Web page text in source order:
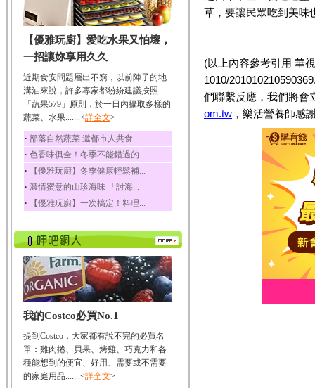
肪酸內富含EPA和DH...
韭菜
韭菜所含的膳食纖維能
幫助消化與通便；揮...
冬瓜
冬瓜營養價值高，鈉含
量極低是水腫病人的...
豆豉
豆豉裡頭含有營養的蛋
白質、脂肪、鈣、磷...
榛果
榛果裡所含的營養素有
蛋白質、脂肪、醣類...
迷迭香
酸、迷迭香酸、植物...
咖啡
咖啡中的咖啡因會刺激
中樞神經系統，特別...
椰子
椰子含有糖類、脂肪、
荔枝
荔枝性質溫和所含的營
養素有醣類、檸檬酸...
【優雅玩廚】愛吃水果又怕壞，
一招讓妳享用久久
近期食安問題層出不窮，以前陣子的地
溝油來說，許多專家都紛紛建議按照
「蔬果579」原則，於一日內攝取多樣的
蔬菜、水果.......<詳全文>
‧ 部落自然蔬菜 邀都市人共食...
‧ 色香味俱全！冬季不能錯過的...
‧ 【優雅玩廚】冬季健康輕鬆補...
‧ 濃情蜜意的山珍海味 「討海...
‧ 【優雅玩廚】一次搞定！料理...
我的Costco必買No.1
提到Costco，大家都有說不完的必買名
單：雞肉捲、貝果、烤雞、巧克力和各
種能想到的便宜、好用、需要或不需要
的家庭用品.......<詳全文>
草，要讓民眾吃到美味
(以上內容參考引用 華
1010/
們聯繫反應，我們將會
om.tw ，樂活營養師感